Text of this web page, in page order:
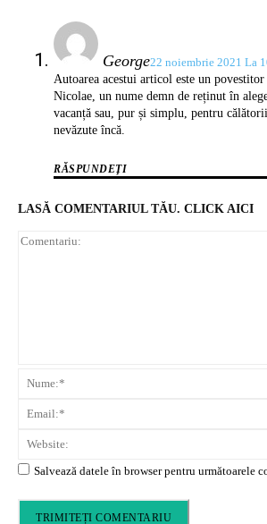
George22 noiembrie 2021 La
Autoarea acestui articol este un
Nicolae, un nume demn de reținut în
vacanță sau, pur și simplu, pentru
nevăzute încă.
RĂSPUNDEȚI
LASĂ COMENTARIUL TĂU. CLICK AICI
Salvează datele în browser pentru următoarele